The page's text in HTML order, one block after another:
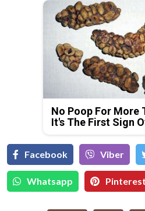
No Poop For More
It's The First Sign
Facebook Viber
Whatsapp Pinterest